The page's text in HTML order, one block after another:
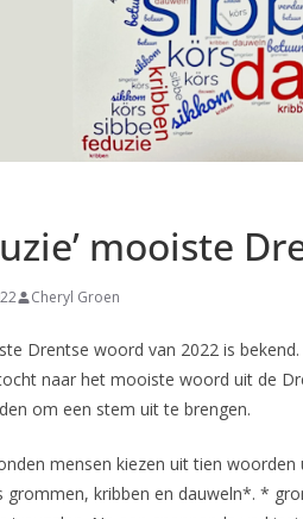
mooiste
Cheryl Groen
Drentse woord van 2022 is
naar het mooiste woord uit de
om een stem uit te brengen.
mensen kiezen uit tien woorden
grommen, kribben en dauweln*. *